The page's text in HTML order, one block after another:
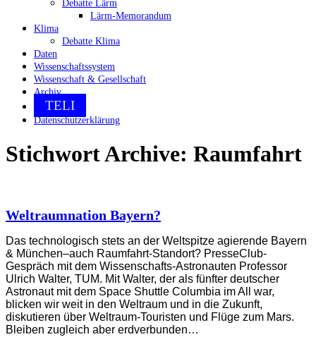
Debatte Lärm
Lärm-Memorandum
Klima
Debatte Klima
Daten
Wissenschaftssystem
Wissenschaft & Gesellschaft
Archiv
TELI
Datenschutzerklärung
Stichwort Archive: Raumfahrt
Weltraumnation Bayern?
Das technologisch stets an der Weltspitze agierende Bayern
& München–auch Raumfahrt-Standort? PresseClub-
Gespräch mit dem Wissenschafts-Astronauten Professor
Ulrich Walter, TUM. Mit Walter, der als fünfter deutscher
Astronaut mit dem Space Shuttle Columbia im All war,
blicken wir weit in den Weltraum und in die Zukunft,
diskutieren über Weltraum-Touristen und Flüge zum Mars.
Bleiben zugleich aber erdverbunden…